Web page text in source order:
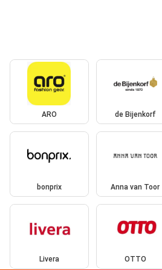
ARO de Bijenkorf
bonprix Anna van Toor
Livera OTTO